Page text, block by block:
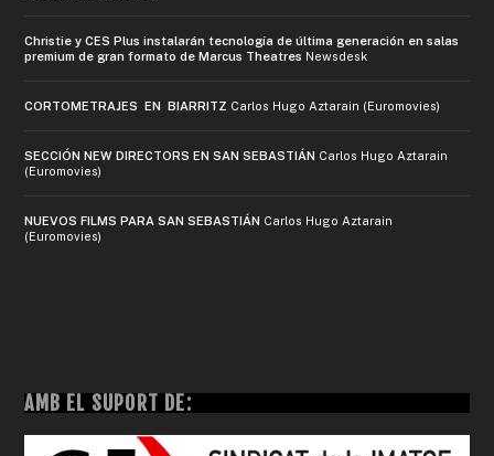
Christie y CES Plus instalarán tecnología de última generación en salas
premium de gran formato de Marcus Theatres Newsdesk
CORTOMETRAJES EN BIARRITZ Carlos Hugo Aztarain (Euromovies)
SECCIÓN NEW DIRECTORS EN SAN SEBASTIÁN Carlos Hugo Aztarain
(Euromovies)
NUEVOS FILMS PARA SAN SEBASTIÁN Carlos Hugo Aztarain
(Euromovies)
AMB EL SUPORT DE: